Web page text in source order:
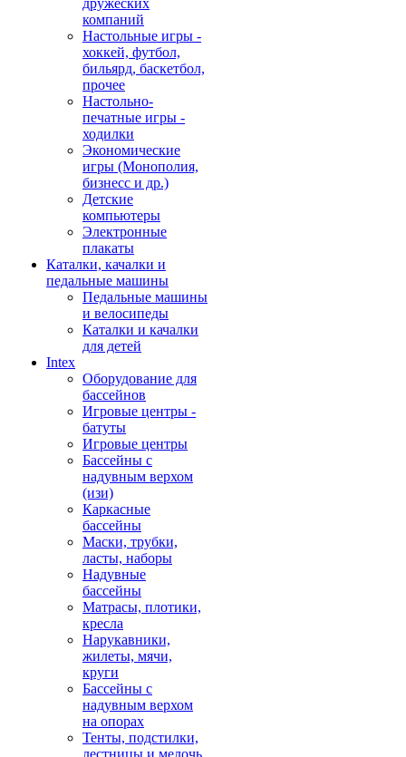
дружеских
компаний
Настольные игры -
хоккей, футбол,
бильярд, баскетбол,
прочее
Настольно-
печатные игры -
ходилки
Экономические
игры (Монополия,
бизнесс и др.)
Детские
компьютеры
Электронные
плакаты
Каталки, качалки и
педальные машины
Педальные машины
и велосипеды
Каталки и качалки
для детей
Intex
Оборудование для
бассейнов
Игровые центры -
батуты
Игровые центры
Бассейны с
надувным верхом
(изи)
Каркасные
бассейны
Маски, трубки,
ласты, наборы
Надувные
бассейны
Матрасы, плотики,
кресла
Нарукавники,
жилеты, мячи,
круги
Бассейны с
надувным верхом
на опорах
Тенты, подстилки,
лестницы и мелочь